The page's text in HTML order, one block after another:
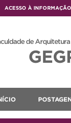
ACESSO À INFORMAÇÃO
de